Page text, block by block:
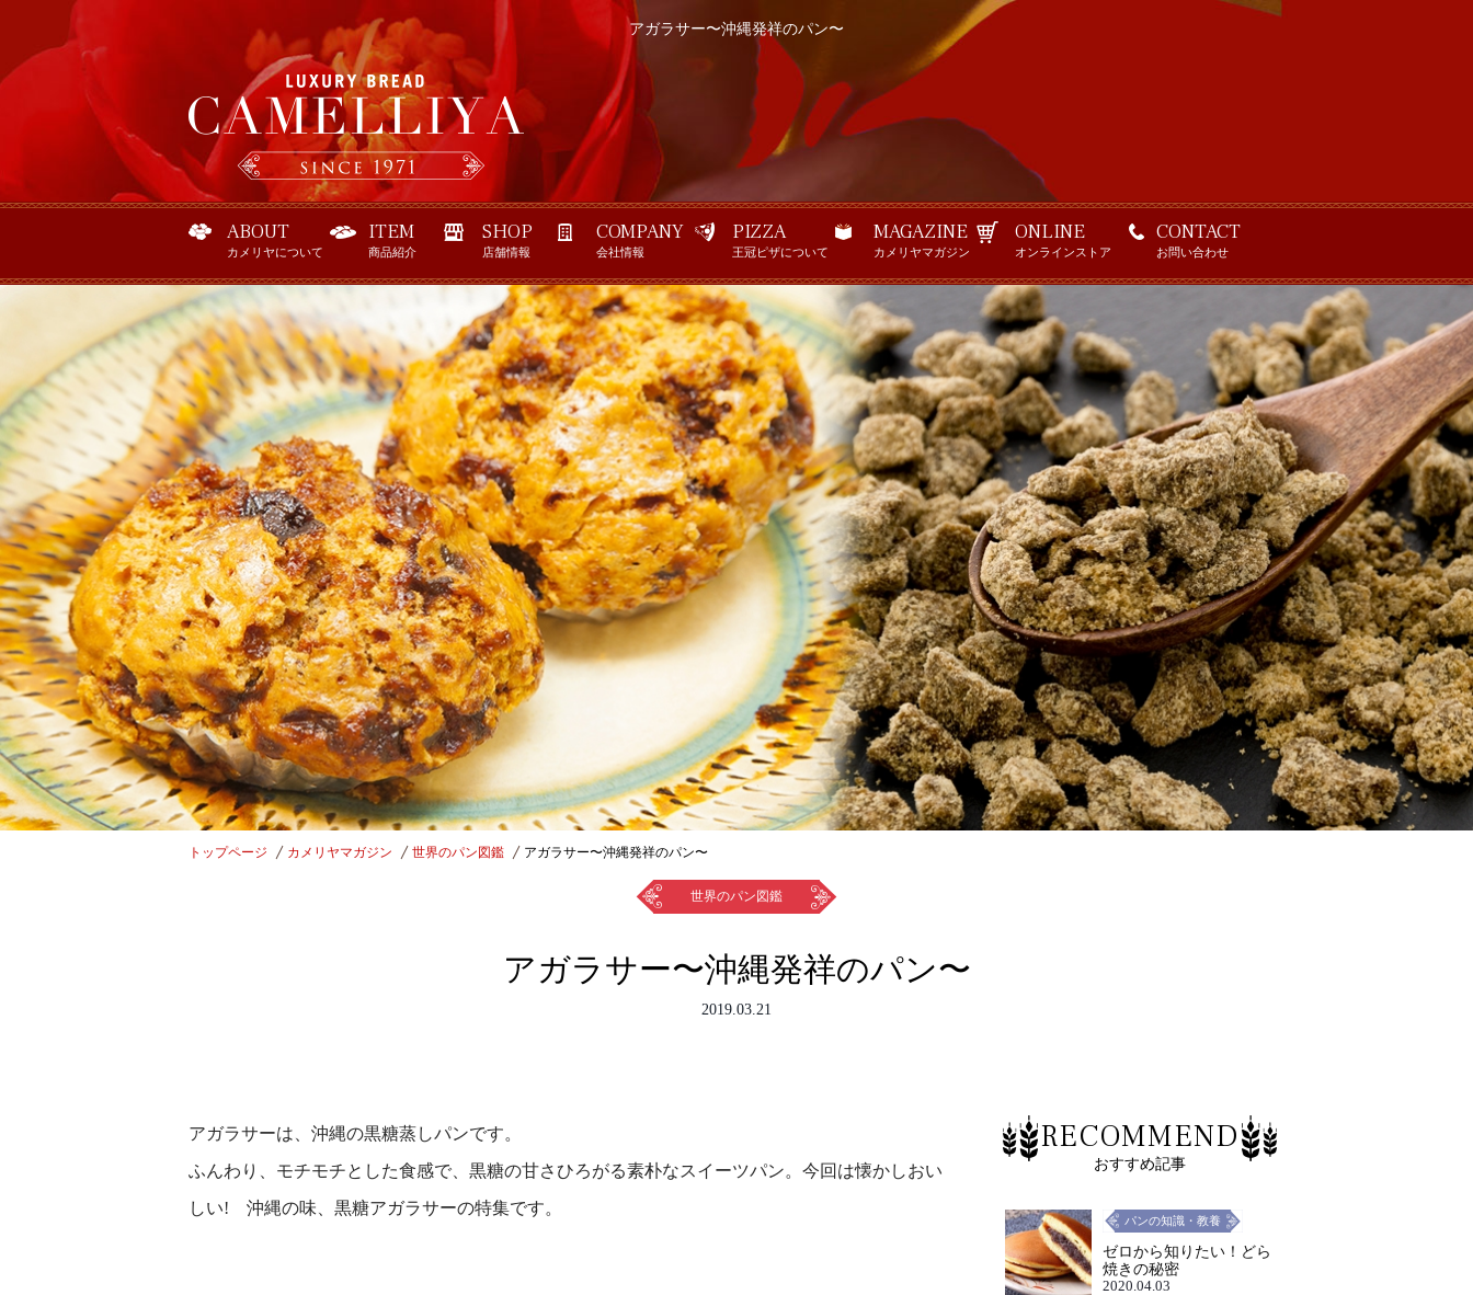
アガラサー〜沖縄発祥のパン〜
ABOUT
カメリヤについて
ITEM
商品紹介
SHOP
店舗情報
COMPANY
会社情報
PIZZA
王冠ピザについて
MAGAZINE
カメリヤマガジン
ONLINE
オンラインストア
CONTACT
お問い合わせ
トップページ カメリヤマガジン 世界のパン図鑑 アガラサー〜沖縄発祥のパン〜
世界のパン図鑑
アガラサー〜沖縄発祥のパン〜
2019.03.21
アガラサーは、沖縄の黒糖蒸しパンです。
ふんわり、モチモチとした食感で、黒糖の甘さひろがる素朴なスイーツパン。今回は懐かしおい
しい! 沖縄の味、黒糖アガラサーの特集です。
RECOMMEND
おすすめ記事
パンの知識・教養
ゼロから知りたい！どら
焼きの秘密
2020.04.03